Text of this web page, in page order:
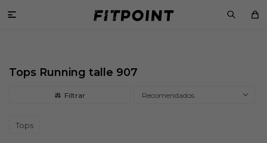

Tops Running talle 907
Recomendados
Tops